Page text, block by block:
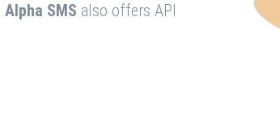
Alpha SMS also offers API